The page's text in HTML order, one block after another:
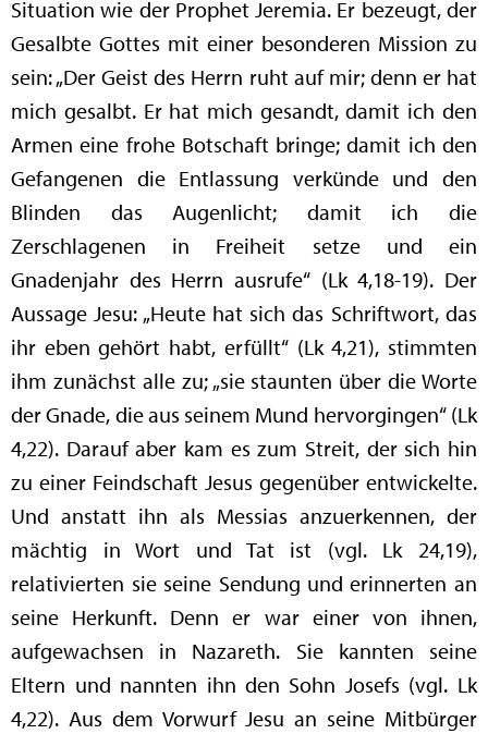
Situation wie der Prophet Jeremia. Er bezeugt, der
Gesalbte Gottes mit einer besonderen Mission zu
sein: „Der Geist des Herrn ruht auf mir; denn er hat
mich gesalbt. Er hat mich gesandt, damit ich den
Armen eine frohe Botschaft bringe; damit ich den
Gefangenen die Entlassung verkünde und den
Blinden das Augenlicht; damit ich die
Zerschlagenen in Freiheit setze und ein
Gnadenjahr des Herrn ausrufe“ (Lk 4,18-19). Der
Aussage Jesu: „Heute hat sich das Schriftwort, das
ihr eben gehört habt, erfüllt“ (Lk 4,21), stimmten
ihm zunächst alle zu; „sie staunten über die Worte
der Gnade, die aus seinem Mund hervorgingen“ (Lk
4,22). Darauf aber kam es zum Streit, der sich hin
zu einer Feindschaft Jesus gegenüber entwickelte.
Und anstatt ihn als Messias anzuerkennen, der
mächtig in Wort und Tat ist (vgl. Lk 24,19),
relativierten sie seine Sendung und erinnerten an
seine Herkunft. Denn er war einer von ihnen,
aufgewachsen in Nazareth. Sie kannten seine
Eltern und nannten ihn den Sohn Josefs (vgl. Lk
4,22). Aus dem Vorwurf Jesu an seine Mitbürger